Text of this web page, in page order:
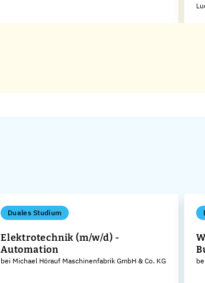
Duales Studium
Elektrotechnik (m/w/d) -
Automation
bei Michael Hörauf Maschinenfabrik GmbH & Co. KG